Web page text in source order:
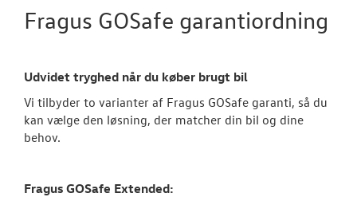
BRUGTE BILER
Fragus GOSafe garantiordning
Udvidet tryghed når du køber brugt bil
Vi tilbyder to varianter af Fragus GOSafe garanti, så du
kan vælge den løsning, der matcher din bil og dine
behov.
Fragus GOSafe Extended: